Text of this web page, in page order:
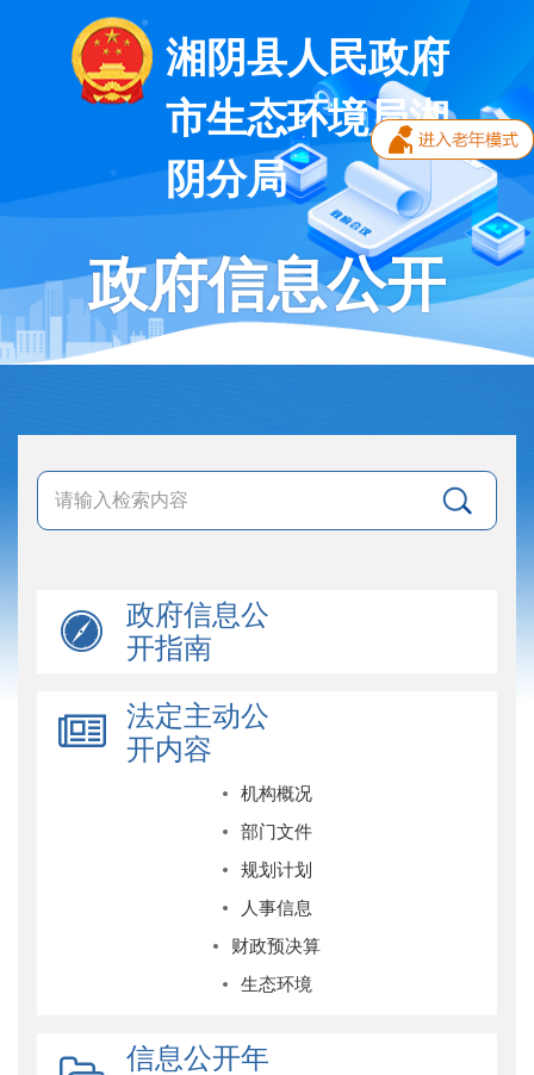
湘阴县人民政府
市生态环境局湘
阴分局
政府信息公开
政府信息公
开指南
法定主动公
开内容
机构概况
部门文件
规划计划
人事信息
财政预决算
生态环境
信息公开年